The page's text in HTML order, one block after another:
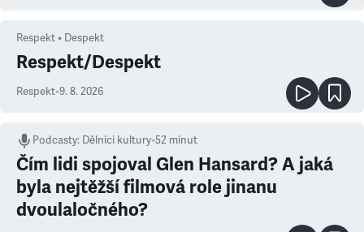
Respekt • Despekt
Respekt/Despekt
Respekt•9. 8. 2026
Podcasty: Dělníci kultury•52 minut
Čím lidi spojoval Glen Hansard? A jaká
byla nejtěžší filmová role jinanu
dvoulaločného?